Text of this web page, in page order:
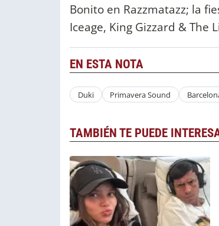
Bonito en Razzmatazz; la
Iceage, King Gizzard & The
EN ESTA NOTA
Duki Primavera Sound
TAMBIÉN TE PUEDE